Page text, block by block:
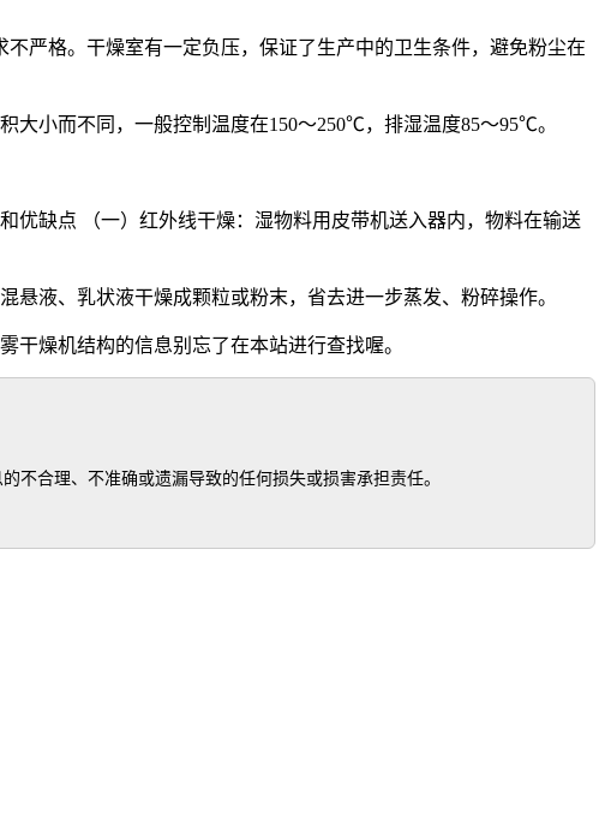
严格。干燥室有一定负压，保证了生产中的卫生条件，避免粉尘在
大小而不同，一般控制温度在150～250℃，排湿温度85～95℃。
优缺点 （一）红外线干燥：湿物料用皮带机送入器内，物料在输送
液、乳状液干燥成颗粒或粉末，省去进一步蒸发、粉碎操作。
燥机结构的信息别忘了在本站进行查找喔。
不合理、不准确或遗漏导致的任何损失或损害承担责任。